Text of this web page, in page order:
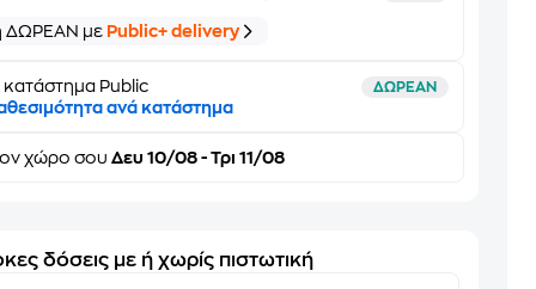
ΔΩΡΕΑΝ με Public+ delivery
κατάστημα Public ΔΩΡΕΑΝ
ανά κατάστημα
χώρο σου Δευ 10/08 - Τρι 11/08
δόσεις με ή χωρίς πιστωτική